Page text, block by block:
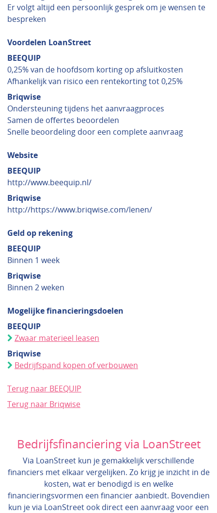
Er volgt altijd een persoonlijk gesprek om je wensen te
bespreken
Voordelen LoanStreet
BEEQUIP
0,25% van de hoofdsom korting op afsluitkosten
Afhankelijk van risico een rentekorting tot 0,25%
Briqwise
Ondersteuning tijdens het aanvraagproces
Samen de offertes beoordelen
Snelle beoordeling door een complete aanvraag
Website
BEEQUIP
http://www.beequip.nl/
Briqwise
http://https://www.briqwise.com/lenen/
Geld op rekening
BEEQUIP
Binnen 1 week
Briqwise
Binnen 2 weken
Mogelijke financieringsdoelen
BEEQUIP
Zwaar materieel leasen
Briqwise
Bedrijfspand kopen of verbouwen
Terug naar BEEQUIP
Terug naar Briqwise
Bedrijfsfinanciering via LoanStreet
Via LoanStreet kun je gemakkelijk verschillende
financiers met elkaar vergelijken. Zo krijg je inzicht in de
kosten, wat er benodigd is en welke
financieringsvormen een financier aanbiedt. Bovendien
kun je via LoanStreet ook direct een aanvraag voor een